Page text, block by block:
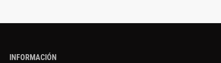
INFORMACIÓN